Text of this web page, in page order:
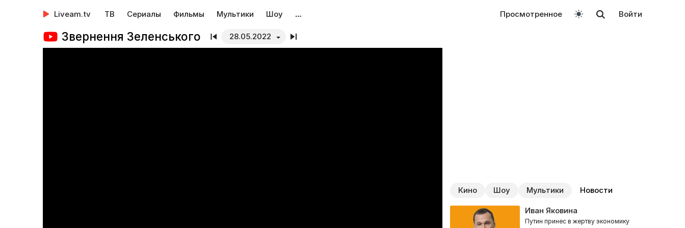
Liveam.tv ТВ Сериалы Фильмы Мультики Шоу … Просмотренное Войти
Звернення Зеленського 28.05.2022
Кино Шоу Мультики Новости
Иван Яковина
Путин принес в жертву экономику